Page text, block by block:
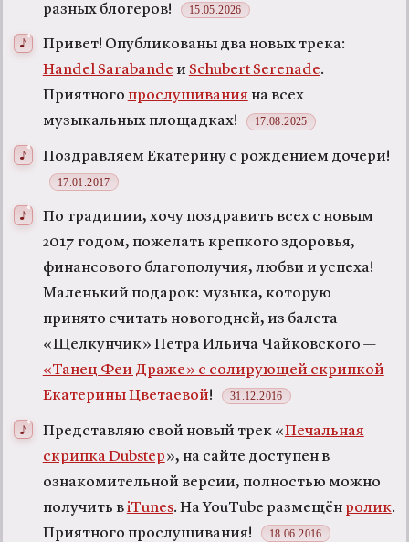
разных блогеров!
15.05.2026
Привет! Опубликованы два новых трека:
Handel Sarabande и Schubert Serenade.
Приятного прослушивания на всех
музыкальных площадках!
17.08.2025
Поздравляем Екатерину с рождением дочери!
17.01.2017
По традиции, хочу поздравить всех с новым
2017 годом, пожелать крепкого здоровья,
финансового благополучия, любви и успеха!
Маленький подарок: музыка, которую
принято считать новогодней, из балета
«Щелкунчик» Петра Ильича Чайковского —
«Танец Феи Драже» с солирующей скрипкой
Екатерины Цветаевой! 31.12.2016
Представляю свой новый трек «Печальная
скрипка Dubstep», на сайте доступен в
ознакомительной версии, полностью можно
получить вiTunes. На YouTube размещён ролик.
Приятного прослушивания!
18.06.2016